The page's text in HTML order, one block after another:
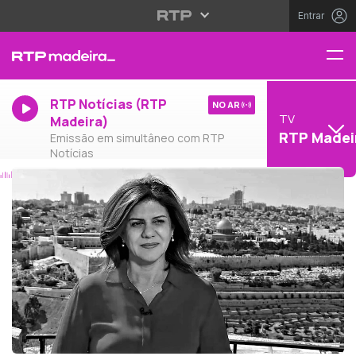
Entrar
RTP Notícias (RTP
Madeira)
Emissão em simultâneo com RTP
Notícias
NO AR
TV
RTP